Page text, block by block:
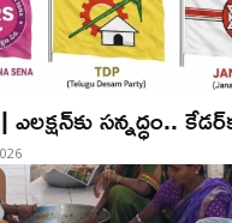
సన్నద్ధం..